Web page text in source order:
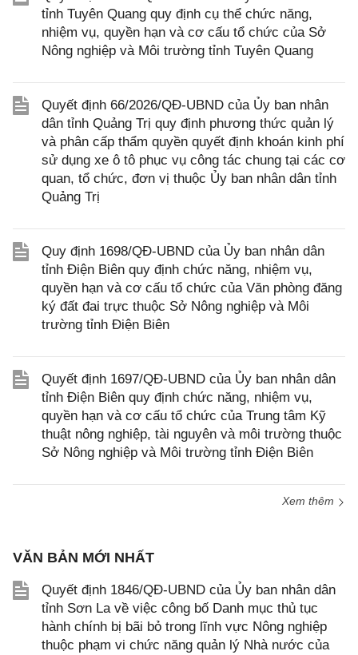
tỉnh Tuyên Quang quy định cụ thể chức năng,
nhiệm vụ, quyền hạn và cơ cấu tổ chức của Sở
Nông nghiệp và Môi trường tỉnh Tuyên Quang
Quyết định 66/2026/QĐ-UBND của Ủy ban nhân
dân tỉnh Quảng Trị quy định phương thức quản lý
và phân cấp thẩm quyền quyết định khoán kinh phí
sử dụng xe ô tô phục vụ công tác chung tại các cơ
quan, tổ chức, đơn vị thuộc Ủy ban nhân dân tỉnh
Quảng Trị
Quy định 1698/QĐ-UBND của Ủy ban nhân dân
tỉnh Điện Biên quy định chức năng, nhiệm vụ,
quyền hạn và cơ cấu tổ chức của Văn phòng đăng
ký đất đai trực thuộc Sở Nông nghiệp và Môi
trường tỉnh Điện Biên
Quyết định 1697/QĐ-UBND của Ủy ban nhân dân
tỉnh Điện Biên quy định chức năng, nhiệm vụ,
quyền hạn và cơ cấu tổ chức của Trung tâm Kỹ
thuật nông nghiệp, tài nguyên và môi trường thuộc
Sở Nông nghiệp và Môi trường tỉnh Điện Biên
Xem thêm
VĂN BẢN MỚI NHẤT
Quyết định 1846/QĐ-UBND của Ủy ban nhân dân
tỉnh Sơn La về việc công bố Danh mục thủ tục
hành chính bị bãi bỏ trong lĩnh vực Nông nghiệp
thuộc phạm vi chức năng quản lý Nhà nước của